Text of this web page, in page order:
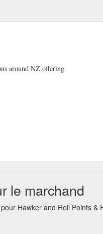
around NZ offering
le marchand
Hawker and Roll Points &